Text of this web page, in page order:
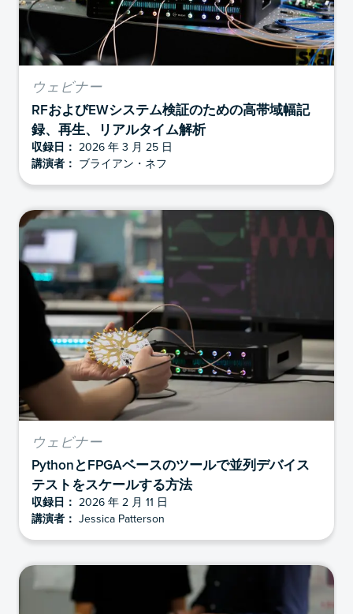
ウェビナー
RFおよびEWシステム検証のための高帯域幅記
録、再生、リアルタイム解析
収録日： 2026 年 3 月 25 日
講演者： ブライアン・ネフ
ウェビナー
PythonとFPGAベースのツールで並列デバイス
テストをスケールする方法
収録日： 2026 年 2 月 11 日
講演者： Jessica Patterson